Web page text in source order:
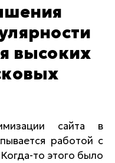
торец здания
(по Хбк)
высоких
сайта в
работой с
то этого было